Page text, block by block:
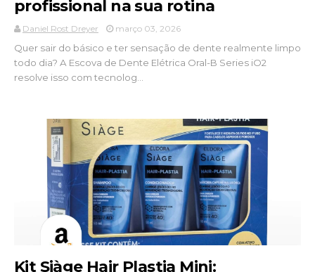
profissional na sua rotina
Daniel Rost Dreyer março 03, 2026
Quer sair do básico e ter sensação de dente realmente limpo
todo dia? A Escova de Dente Elétrica Oral-B Series iO2
resolve isso com tecnolog...
Kit Siàge Hair Plastia Mini: